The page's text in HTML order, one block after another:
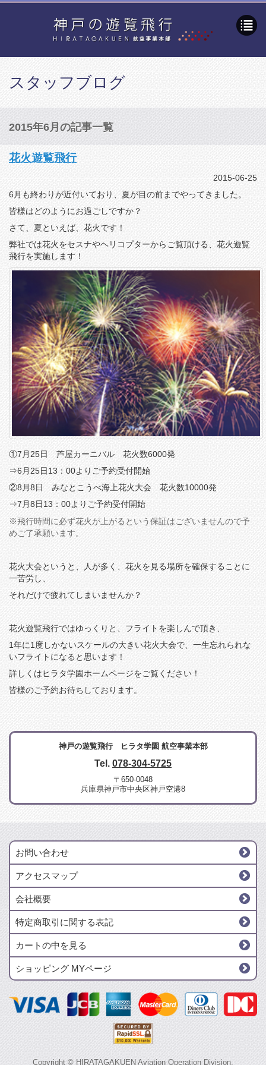
スタッフブログ
2015年6月の記事一覧
花火遊覧飛行
2015-06-25
6月も終わりが近付いており、夏が目の前までやってきました。
皆様はどのようにお過ごしですか？
さて、夏といえば、花火です！
弊社では花火をセスナやヘリコプターからご覧頂ける、花火遊覧
飛行を実施します！
①7月25日 芦屋カーニバル 花火数6000発
⇒6月25日13：00よりご予約受付開始
②8月8日 みなとこうべ海上花火大会 花火数10000発
⇒7月8日13：00よりご予約受付開始
※飛行時間に必ず花火が上がるという保証はございませんので予
めご了承願います。
花火大会というと、人が多く、花火を見る場所を確保することに
一苦労し、
それだけで疲れてしまいませんか？
花火遊覧飛行ではゆっくりと、フライトを楽しんで頂き、
1年に1度しかないスケールの大きい花火大会で、一生忘れられな
いフライトになると思います！
詳しくはヒラタ学園ホームページをご覧ください！
皆様のご予約お待ちしております。
神戸の遊覧飛行 ヒラタ学園 航空事業本部
Tel. 078-304-5725
〒650-0048
兵庫県神戸市中央区神戸空港8
お問い合わせ
アクセスマップ
会社概要
特定商取引に関する表記
カートの中を見る
ショッピング MYページ
Copyright © HIRATAGAKUEN Aviation Operation Division.